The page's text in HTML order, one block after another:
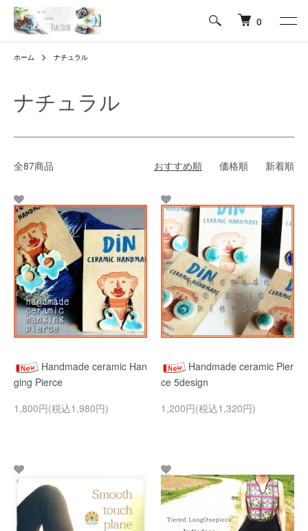
0
ホーム ナチュラル
ナチュラル
全87商品 おすすめ順 価格順 新着順
Handmade ceramic Han
ging Pierce
1,800円(税込1,980円)
Handmade ceramic Pier
ce 5design
1,200円(税込1,320円)